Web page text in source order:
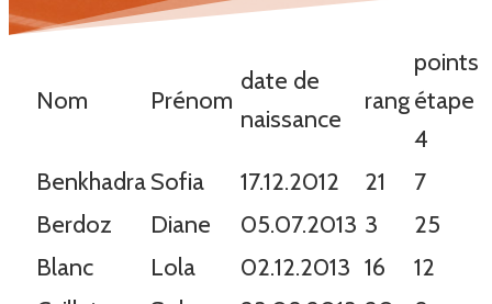
Nom Prénom
date de
naissance
rang
points
étape
4
BenkhadraSofia 17.12.2012 21
7
Berdoz
Diane 05.07.2013 3
25
Blanc
Lola 02.12.2013 16
12